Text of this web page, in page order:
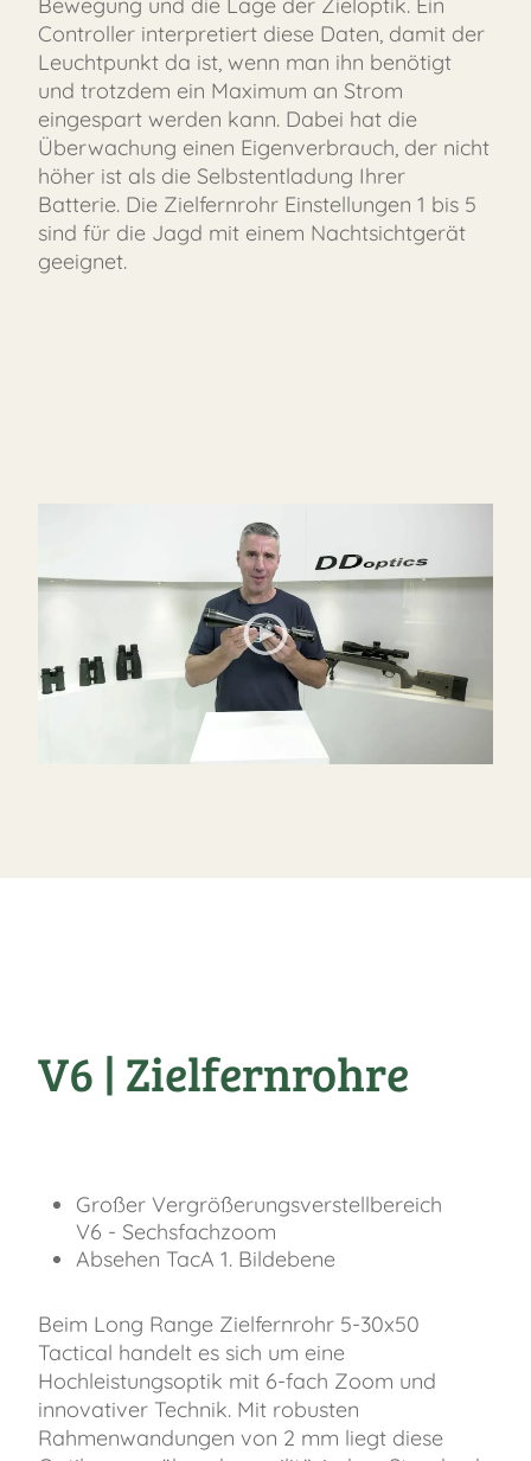
Controller interpretiert diese Daten, damit der
Leuchtpunkt da ist, wenn man ihn benötigt
und trotzdem ein Maximum an Strom
eingespart werden kann. Dabei hat die
Überwachung einen Eigenverbrauch, der nicht
höher ist als die Selbstentladung Ihrer
Batterie. Die Zielfernrohr Einstellungen 1 bis 5
sind für die Jagd mit einem Nachtsichtgerät
geeignet.
V6 | Zielfernrohre
Großer Vergrößerungsverstellbereich
V6 - Sechsfachzoom
Absehen TacA 1. Bildebene
Beim Long Range Zielfernrohr 5-30x50
Tactical handelt es sich um eine
Hochleistungsoptik mit 6-fach Zoom und
innovativer Technik. Mit robusten
Rahmenwandungen von 2 mm liegt diese